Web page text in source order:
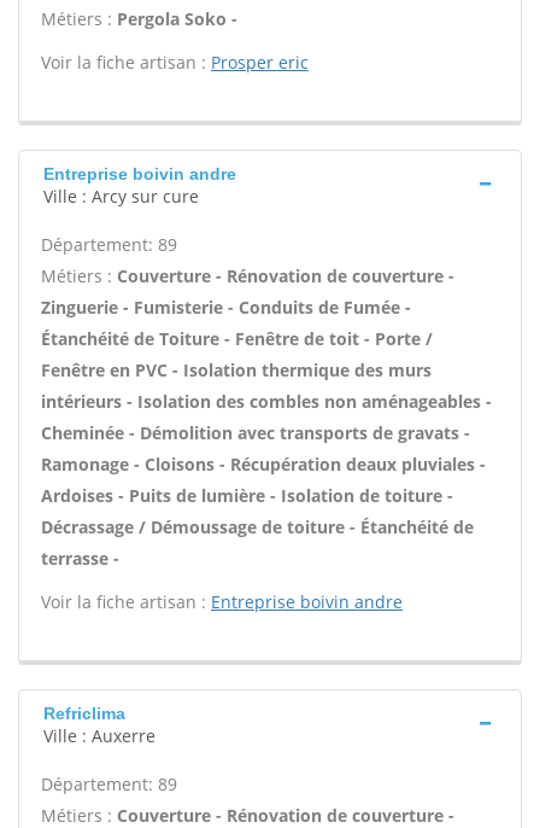
Métiers : Pergola Soko -
Voir la fiche artisan : Prosper eric
Entreprise boivin andre
Ville : Arcy sur cure
Département: 89
Métiers : Couverture - Rénovation de couverture -
Zinguerie - Fumisterie - Conduits de Fumée -
Étanchéité de Toiture - Fenêtre de toit - Porte /
Fenêtre en PVC - Isolation thermique des murs
intérieurs - Isolation des combles non aménageables -
Cheminée - Démolition avec transports de gravats -
Ramonage - Cloisons - Récupération deaux pluviales -
Ardoises - Puits de lumière - Isolation de toiture -
Décrassage / Démoussage de toiture - Étanchéité de
terrasse -
Voir la fiche artisan : Entreprise boivin andre
Refriclima
Ville : Auxerre
Département: 89
Métiers : Couverture - Rénovation de couverture -